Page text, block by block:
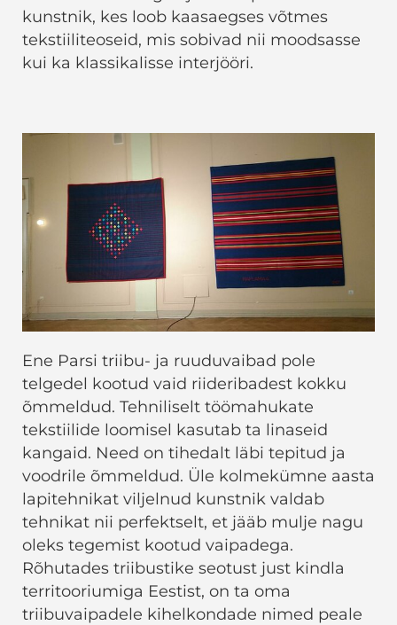
kunstnik, kes loob kaasaegses võtmes
tekstiiliteoseid, mis sobivad nii moodsasse
kui ka klassikalisse interjööri.
Ene Parsi triibu- ja ruuduvaibad pole
telgedel kootud vaid riideribadest kokku
õmmeldud. Tehniliselt töömahukate
tekstiilide loomisel kasutab ta linaseid
kangaid. Need on tihedalt läbi tepitud ja
voodrile õmmeldud. Üle kolmekümne aasta
lapitehnikat viljelnud kunstnik valdab
tehnikat nii perfektselt, et jääb mulje nagu
oleks tegemist kootud vaipadega.
Rõhutades triibustike seotust just kindla
territooriumiga Eestist, on ta oma
triibuvaipadele kihelkondade nimed peale